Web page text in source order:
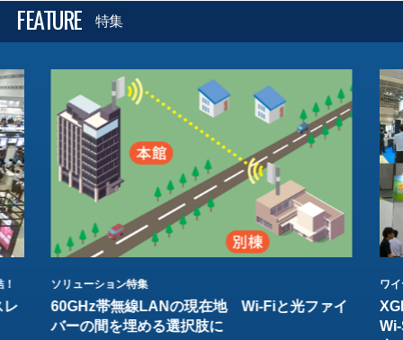
FEATURE 特集
レ
ソリューション特集
60GHz帯無線LANの現在地 Wi-Fiと光ファイ
バーの間を埋める選択肢に
ワ